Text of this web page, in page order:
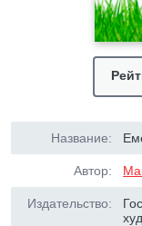
Название:
Автор:
Издательство: